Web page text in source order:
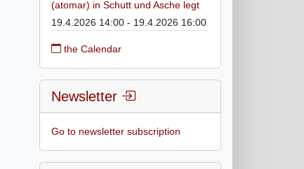
(atomar) in Schutt und Asche legt
19.4.2026 14:00 - 19.4.2026 16:00
the Calendar
Newsletter
Go to newsletter subscription